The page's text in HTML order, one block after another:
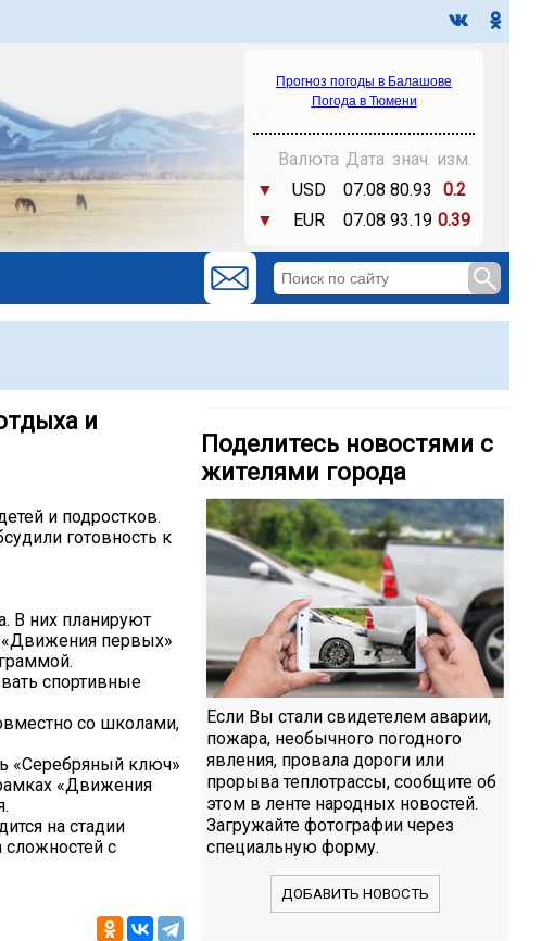
Прогноз погоды в Балашове
Погода в Тюмени
Валюта Дата знач. изм.
▼
USD 07.08 80.93
0.2
▼
EUR 07.08 93.19 0.39
и
и подростков.
готовность к
В них планируют
«Движения первых»
спортивные
со школами,
«Серебряный ключ»
«Движения
на стадии
сложностей с
Поделитесь новостями с
жителями города
Если Вы стали свидетелем аварии,
пожара, необычного погодного
явления, провала дороги или
прорыва теплотрассы, сообщите об
этом в ленте народных новостей.
Загружайте фотографии через
специальную форму.
ДОБАВИТЬ НОВОСТЬ